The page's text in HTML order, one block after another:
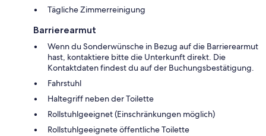
Tägliche Zimmerreinigung
Barrierearmut
Wenn du Sonderwünsche in Bezug auf die Barrierearmut
hast, kontaktiere bitte die Unterkunft direkt. Die
Kontaktdaten findest du auf der Buchungsbestätigung.
Fahrstuhl
Haltegriff neben der Toilette
Rollstuhlgeeignet (Einschränkungen möglich)
Rollstuhlgeeignete öffentliche Toilette